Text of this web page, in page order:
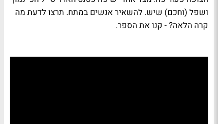
ושפל (וחכם) שיש. להשאיר אנשים במתח. תרצו לדעת מה
קרה הלאה? - קנו את הספר.